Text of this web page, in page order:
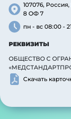
107076,
8 ОФ 7
пн - вс 08:00 -
РЕКВИЗИТЫ
ОБЩЕСТВО С
Скачать